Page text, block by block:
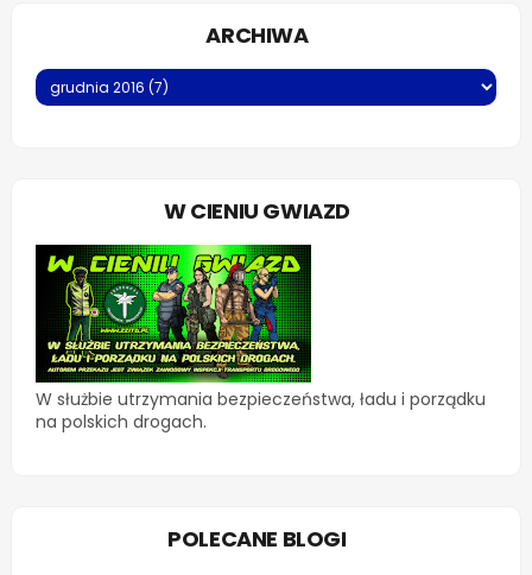
ARCHIWA
W CIENIU GWIAZD
W służbie utrzymania bezpieczeństwa, ładu i porządku
na polskich drogach.
POLECANE BLOGI